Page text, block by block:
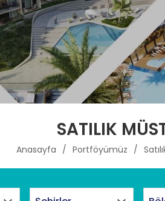
SATILIK
Anasayfa Portföyümüz